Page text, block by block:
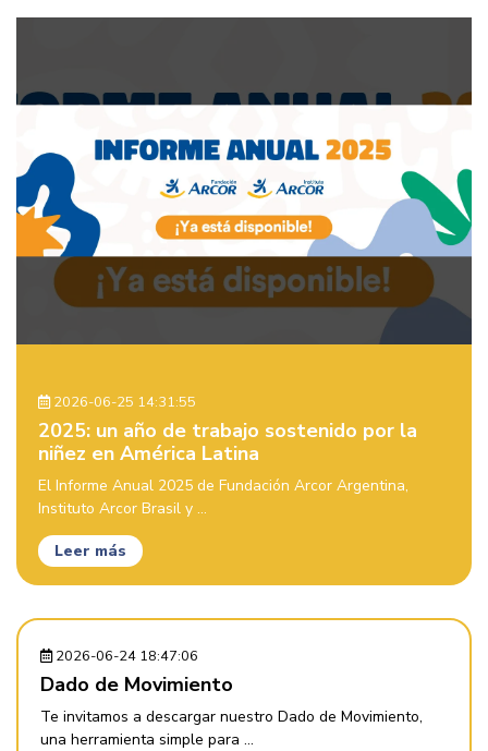
2026-06-25 14:31:55
2025: un año de trabajo sostenido por la
niñez en América Latina
El Informe Anual 2025 de Fundación Arcor Argentina,
Instituto Arcor Brasil y ...
Leer más
2026-06-24 18:47:06
Dado de Movimiento
Te invitamos a descargar nuestro Dado de Movimiento,
una herramienta simple para ...